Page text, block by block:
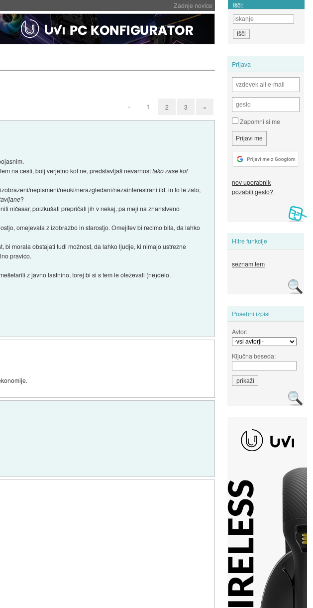
Zadnje novice Išči:
Prijava
Zapomni si me
nov uporabnik
pozabili geslo?
Hitre funkcije
seznam tem
Posebni izpisi
Avtor:
Ključna beseda:
« 1 2 3 »
na cesti, bolj verjetno kot ne, predstavljaš nevarnosttako zase kot
nepismeni/neuki/nerazgledani/nezainteresirani itd. in to le zato,
?
ničesar, poizkušati prepričati jih v nekaj, pa meji na znanstveno
omejevala z izobrazbo in starostjo. Omejitev bi recimo bila, da lahko
morala obstajati tudi možnost, da lahko ljudje, ki nimajo ustrezne
pravico.
z javno lastnino, torej bi si s tem le oteževali (ne)delo.